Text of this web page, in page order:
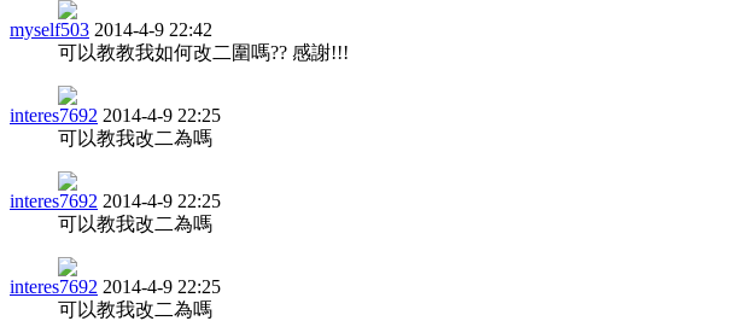
myself503 2014-4-9 22:42
可以教教我如何改二圍嗎?? 感謝!!!
interes7692 2014-4-9 22:25
可以教我改二為嗎
interes7692 2014-4-9 22:25
可以教我改二為嗎
interes7692 2014-4-9 22:25
可以教我改二為嗎